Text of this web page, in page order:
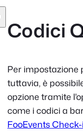
Codici
Per impostazione
tuttavia, è
opzione tramite
come i codici a
FooEvents